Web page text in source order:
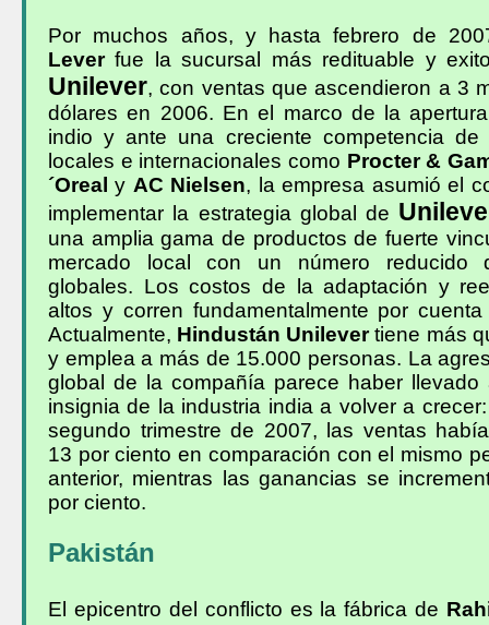
Por muchos años, y hasta febrero de
Leverfue la sucursal más redituable y
Unilever, con ventas que ascendieron a 3
dólares en 2006. En el marco de la
indio y ante una creciente competencia de
locales e internacionales como Procter &
´Oreal y AC Nielsen, la empresa asumió el
implementar la estrategia global de
una amplia gama de productos de fuerte
mercado local con un número reducido
globales. Los costos de la adaptación y
altos y corren fundamentalmente por
Actualmente, Hindustán Unilevertiene más
y emplea a más de 15.000 personas. La
global de la compañía parece haber llevado
insignia de la industria india a volver a
segundo trimestre de 2007, las ventas
13 por ciento en comparación con el mismo
anterior, mientras las ganancias se
por ciento.
Pakistán
El epicentro del conflicto es la fábrica de